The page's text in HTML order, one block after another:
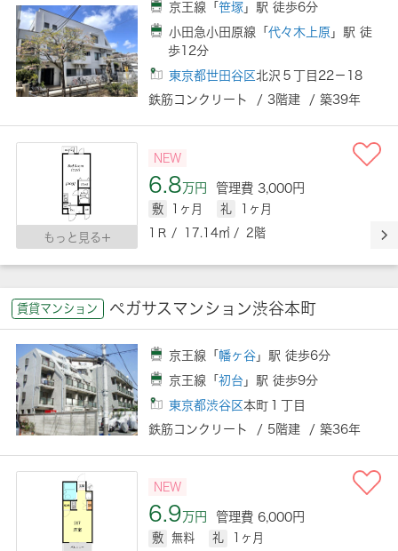
京王線「笹塚 」駅 徒歩6分
小田急小田原線「代々木上原 」駅 徒
歩12分
東京都世田谷区 北沢５丁目22－18
鉄筋コンクリート / 3階建 / 築39年
もっと見る
NEW
6.8万円 管理費 3,000円
敷 1ヶ月 礼
1ヶ月
1Ｒ / 17.14㎡ / 2階
賃貸マンション ペガサスマンション渋谷本町
京王線「 幡ヶ谷 」駅 徒歩6分
京王線「初台 」駅 徒歩9分
東京都渋谷区本町１丁目
鉄筋コンクリート / 5階建 / 築36年
NEW
6.9万円 管理費 6,000円
敷 無料 礼
1ヶ月